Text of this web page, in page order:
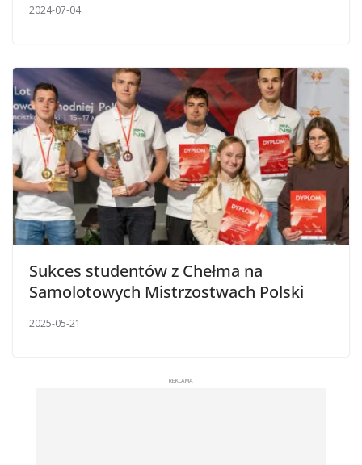
2024-07-04
Sukces studentów z Chełma na
Samolotowych Mistrzostwach Polski
2025-05-21
REKLAMA